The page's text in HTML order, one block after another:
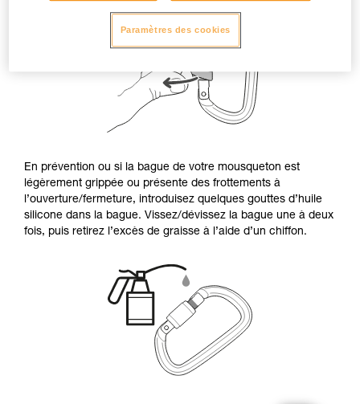
En prévention ou si la bague de votre mousqueton est
légèrement grippée ou présente des frottements à
l’ouverture/fermeture, introduisez quelques gouttes d’huile
silicone dans la bague. Vissez/dévissez la bague une à deux
fois, puis retirez l’excès de graisse à l’aide d’un chiffon.
Paramètres des cookies